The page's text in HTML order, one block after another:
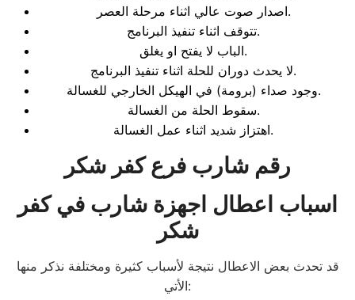
اصدار صوت عالي اثناء مرحلة العصر.
تتوقف اثناء تنفيذ البرنامج.
الباب لا يفتح او يغلق.
لا يحدث دوران للحلة اثناء تنفيذ البرنامج.
وجود صداء (برومة) في الهيكل الخارجي للغسالة.
سقوط الحلة من الغسالة.
اهتزاز شديد اثناء عمل الغسالة.
رقم شارب فرع كفر شكر
اسباب اعطال اجهزة شارب في كفر
شكر
قد تحدث بعض الاعطال نتيجة لأسباب كثيرة ومختلفة نذكر منها
الأتي: